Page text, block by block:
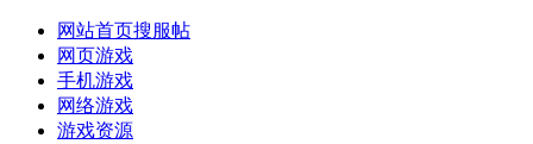
网站首页搜服帖
网页游戏
手机游戏
网络游戏
游戏资源